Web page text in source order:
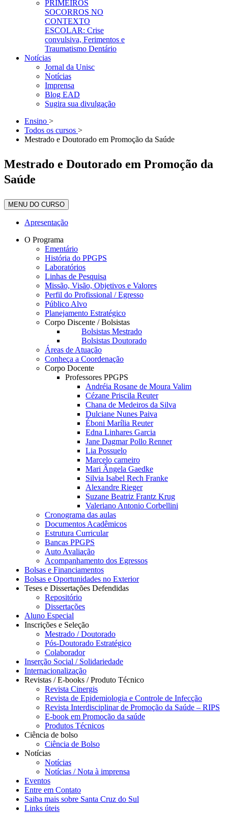
PRIMEIROS
SOCORROS NO
CONTEXTO
ESCOLAR: Crise
convulsiva, Ferimentos e
Traumatismo Dentário
Notícias
Jornal da Unisc
Notícias
Imprensa
Blog EAD
Sugira sua divulgação
Ensino >
Todos os cursos >
Mestrado e Doutorado em Promoção da Saúde
Mestrado e Doutorado em Promoção da
Saúde
MENU DO CURSO
Apresentação
O Programa
Ementário
História do PPGPS
Laboratórios
Linhas de Pesquisa
Missão, Visão, Objetivos e Valores
Perfil do Profissional / Egresso
Público Alvo
Planejamento Estratégico
Corpo Discente / Bolsistas
Bolsistas Mestrado
Bolsistas Doutorado
Áreas de Atuação
Conheça a Coordenação
Corpo Docente
Professores PPGPS
Andréia Rosane de Moura Valim
Cézane Priscila Reuter
Chana de Medeiros da Silva
Dulciane Nunes Paiva
Éboni Marília Reuter
Edna Linhares Garcia
Jane Dagmar Pollo Renner
Lia Possuelo
Marcelo carneiro
Mari Ângela Gaedke
Silvia Isabel Rech Franke
Alexandre Rieger
Suzane Beatriz Frantz Krug
Valeriano Antonio Corbellini
Cronograma das aulas
Documentos Acadêmicos
Estrutura Curricular
Bancas PPGPS
Auto Avaliação
Acompanhamento dos Egressos
Bolsas e Financiamentos
Bolsas e Oportunidades no Exterior
Teses e Dissertações Defendidas
Repositório
Dissertações
Aluno Especial
Inscrições e Seleção
Mestrado / Doutorado
Pós-Doutorado Estratégico
Colaborador
Inserção Social / Solidariedade
Internacionalização
Revistas / E-books / Produto Técnico
Revista Cinergis
Revista de Epidemiologia e Controle de Infecção
Revista Interdisciplinar de Promoção da Saúde – RIPS
E-book em Promoção da saúde
Produtos Técnicos
Ciência de bolso
Ciência de Bolso
Notícias
Notícias
Notícias / Nota à imprensa
Eventos
Entre em Contato
Saiba mais sobre Santa Cruz do Sul
Links úteis